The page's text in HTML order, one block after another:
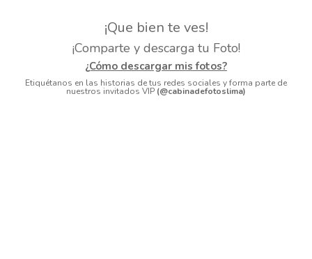
¡Que bien te ves!
¡Comparte y descarga tu Foto!
¿Cómo descargar mis fotos?
Etiquétanos en las historias de tus redes sociales y forma parte de
nuestros invitados VIP (@cabinadefotoslima)